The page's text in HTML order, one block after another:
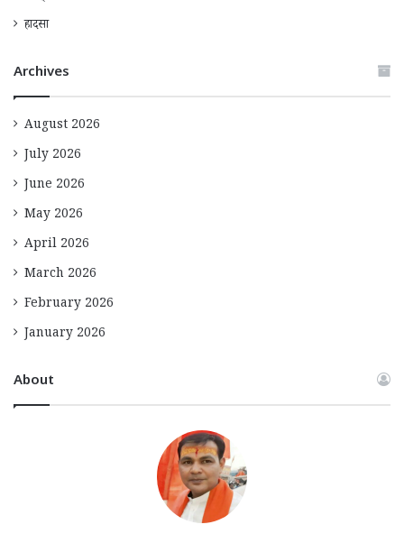
हादसा
Archives
August 2026
July 2026
June 2026
May 2026
April 2026
March 2026
February 2026
January 2026
About